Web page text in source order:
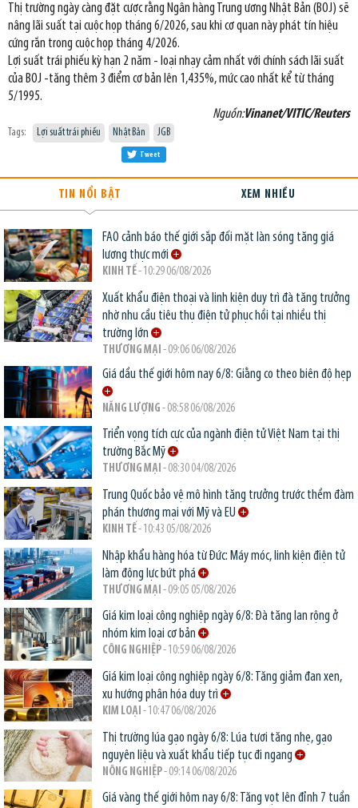
Thị trường ngày càng đặt cược rằng Ngân hàng Trung ương Nhật Bản (BOJ) sẽ
nâng lãi suất tại cuộc họp tháng 6/2026, sau khi cơ quan này phát tín hiệu
cứng rắn trong cuộc họp tháng 4/2026.
Lợi suất trái phiếu kỳ hạn 2 năm - loại nhạy cảm nhất với chính sách lãi suất
của BOJ -tăng thêm 3 điểm cơ bản lên 1,435%, mức cao nhất kể từ tháng
5/1995.
Nguồn:Vinanet/VITIC/Reuters
Tags: Lợi suất trái phiếu Nhật Bản JGB
Tweet
TIN NỔI BẬT XEM NHIỀU
FAO cảnh báo thế giới sắp đối mặt làn sóng tăng giá
lương thực mới
KINH TẾ- 10:29 06/08/2026
Xuất khẩu điện thoại và linh kiện duy trì đà tăng trưởng
nhờ nhu cầu tiêu thụ điện tử phục hồi tại nhiều thị
trường lớn
THƯƠNG MẠI - 09:06 06/08/2026
Giá dầu thế giới hôm nay 6/8: Giằng co theo biên độ hẹp
NĂNG LƯỢNG - 08:58 06/08/2026
Triển vọng tích cực của ngành điện tử Việt Nam tại thị
trường Bắc Mỹ
THƯƠNG MẠI - 08:30 04/08/2026
Trung Quốc bảo vệ mô hình tăng trưởng trước thềm đàm
phán thương mại với Mỹ và EU
KINH TẾ- 10:43 05/08/2026
Nhập khẩu hàng hóa từ Đức: Máy móc, linh kiện điện tử
làm động lực bứt phá
THƯƠNG MẠI - 09:05 05/08/2026
Giá kim loại công nghiệp ngày 6/8: Đà tăng lan rộng ở
nhóm kim loại cơ bản
CÔNG NGHIỆP- 10:59 06/08/2026
Giá kim loại công nghiệp ngày 6/8: Tăng giảm đan xen,
xu hướng phân hóa duy trì
KIM LOẠI - 10:47 06/08/2026
Thị trường lúa gạo ngày 6/8: Lúa tươi tăng nhẹ, gạo
nguyên liệu và xuất khẩu tiếp tục đi ngang
NÔNG NGHIỆP- 09:14 06/08/2026
Giá vàng thế giới hôm nay 6/8: Tăng vọt lên đỉnh 7 tuần